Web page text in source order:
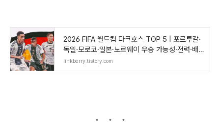
2026 FIFA 월드컵 다크호스 TOP 5 | 포르투갈·
독일·모로코·일본·노르웨이 우승 가능성·전력·배
당
linkberry.tistory.com